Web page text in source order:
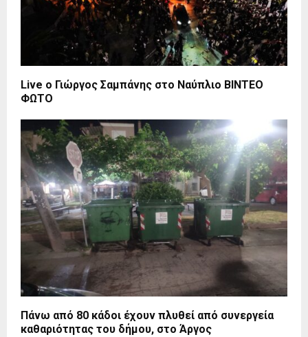
Live ο Γιώργος Σαμπάνης στο Ναύπλιο BINTEO
ΦΩΤΟ
Πάνω από 80 κάδοι έχουν πλυθεί από συνεργεία
καθαριότητας του δήμου, στο Άργος